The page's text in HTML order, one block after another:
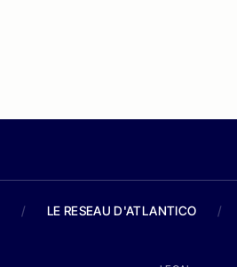
/ LE RESEAU D'ATLANTICO /